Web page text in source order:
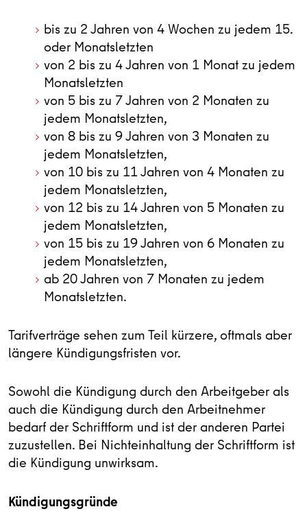
bis zu 2 Jahren von 4 Wochen zu jedem 15.
oder Monatsletzten
von 2 bis zu 4 Jahren von 1 Monat zu jedem
Monatsletzten
von 5 bis zu 7 Jahren von 2 Monaten zu
jedem Monatsletzten,
von 8 bis zu 9 Jahren von 3 Monaten zu
jedem Monatsletzten,
von 10 bis zu 11 Jahren von 4 Monaten zu
jedem Monatsletzten,
von 12 bis zu 14 Jahren von 5 Monaten zu
jedem Monatsletzten,
von 15 bis zu 19 Jahren von 6 Monaten zu
jedem Monatsletzten,
ab 20 Jahren von 7 Monaten zu jedem
Monatsletzten.
Tarifverträge sehen zum Teil kürzere, oftmals aber
längere Kündigungsfristen vor.
Sowohl die Kündigung durch den Arbeitgeber als
auch die Kündigung durch den Arbeitnehmer
bedarf der Schriftform und ist der anderen Partei
zuzustellen. Bei Nichteinhaltung der Schriftform ist
die Kündigung unwirksam.
Kündigungsgründe